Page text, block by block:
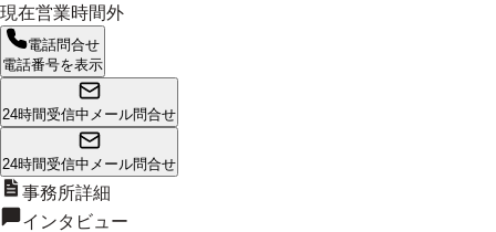
現在営業時間外
電話問合せ
電話番号を表示
24時間受信中 メール問合せ
24時間受信中 メール問合せ
事務所詳細
インタビュー